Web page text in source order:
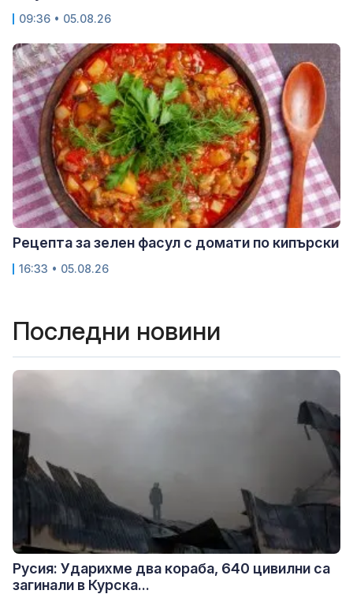
09:36 • 05.08.26
Рецепта за зелен фасул с домати по кипърски
16:33 • 05.08.26
Последни новини
Русия: Ударихме два кораба, 640 цивилни са
загинали в Курска...